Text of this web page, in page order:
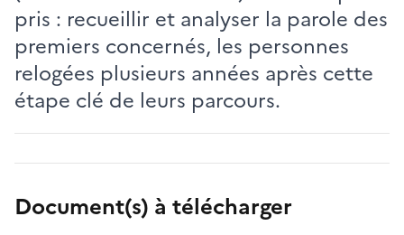
pris : recueillir et analyser la parole des
premiers concernés, les personnes
relogées plusieurs années après cette
étape clé de leurs parcours.
Document(s) à télécharger